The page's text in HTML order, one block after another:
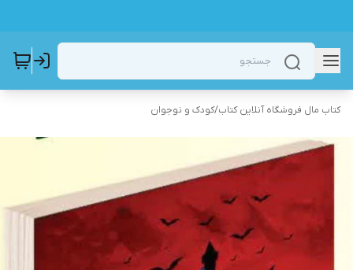
کتاب مال فروشگاه آنلاین کتاب/کودک و نوجوان